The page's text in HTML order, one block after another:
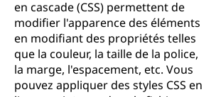
en cascade (CSS) permettent de
modifier l'apparence des éléments
en modifiant des propriétés telles
que la couleur, la taille de la police,
la marge, l'espacement, etc. Vous
pouvez appliquer des styles CSS en